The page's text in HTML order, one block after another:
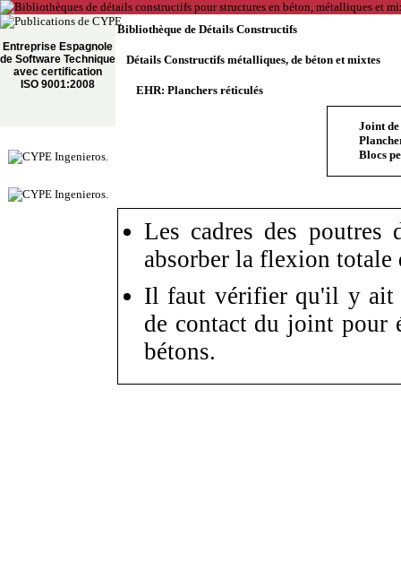
Entreprise Espagnole
de Software Technique
avec certification
ISO 9001:2008
Bibliothèque de Détails Constructifs
Détails Constructifs métalliques, de béton et mixtes
EHR: Planchers réticulés
Joint
Blocs
Les cadres des
absorber la flexion totale
Il faut vérifier qu'il y ait
de contact du joint pour
bétons.